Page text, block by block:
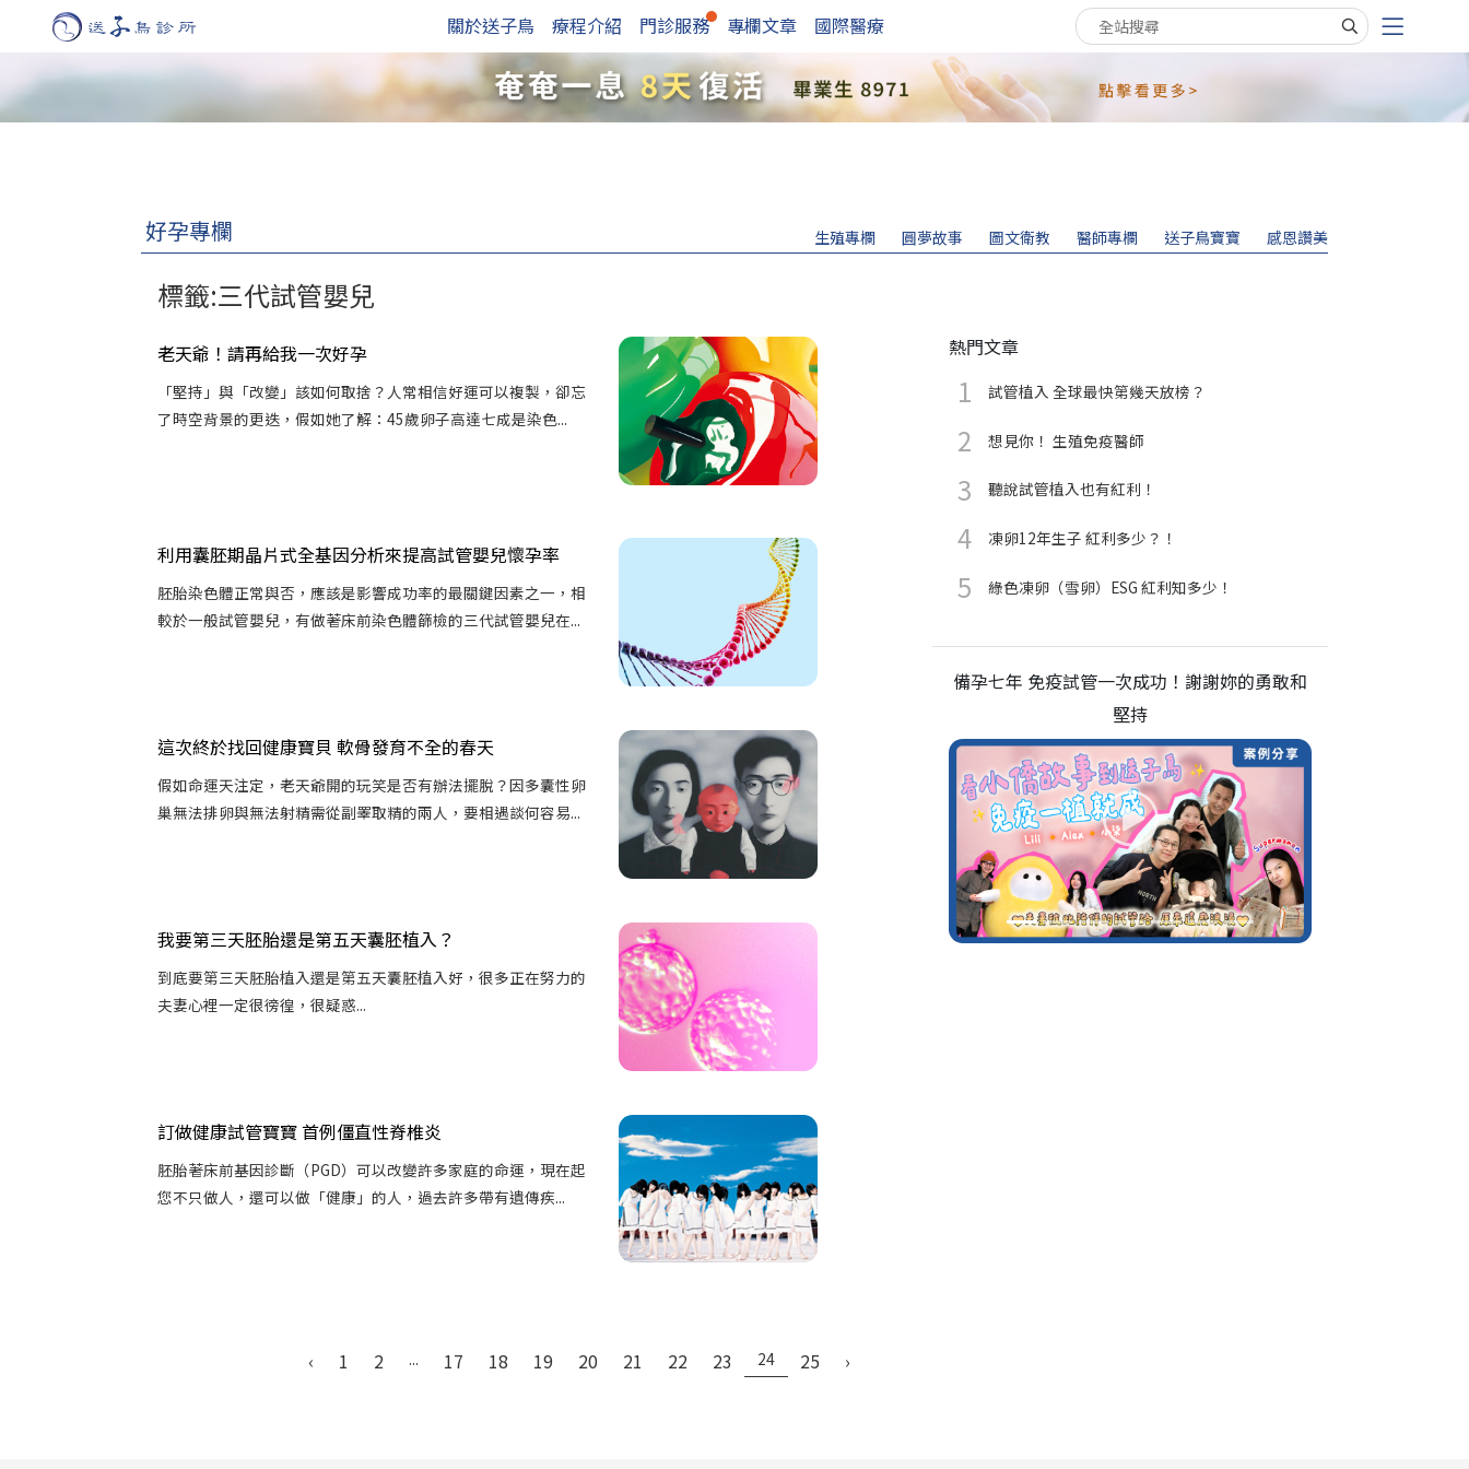
關於送子鳥 療程介紹 門診服務 專欄文章 國際醫療 搜尋關鍵字
好孕專欄 生殖專欄 圓夢故事 圖文衛教 醫師專欄 送子鳥寶寶 感恩讚美
標籤:三代試管嬰兒
老天爺！請再給我一次好孕
「堅持」與「改變」該如何取捨？人常相信好運可以複製，卻忘
了時空背景的更迭，假如她了解：45歲卵子高達七成是染色...
利用囊胚期晶片式全基因分析來提高試管嬰兒懷孕率
胚胎染色體正常與否，應該是影響成功率的最關鍵因素之一，相
較於一般試管嬰兒，有做著床前染色體篩檢的三代試管嬰兒在...
這次終於找回健康寶貝 軟骨發育不全的春天
假如命運天注定，老天爺開的玩笑是否有辦法擺脫？因多囊性卵
巢無法排卵與無法射精需從副睪取精的兩人，要相遇談何容易...
我要第三天胚胎還是第五天囊胚植入？
到底要第三天胚胎植入還是第五天囊胚植入好，很多正在努力的
夫妻心裡一定很徬徨，很疑惑...
訂做健康試管寶寶 首例僵直性脊椎炎
胚胎著床前基因診斷（PGD）可以改變許多家庭的命運，現在起
您不只做人，還可以做「健康」的人，過去許多帶有遺傳疾...
‹ 1 2 ... 17 18 19 20 21 22 23 24 25 ›
熱門文章
試管植入 全球最快第幾天放榜？
想見你！ 生殖免疫醫師
聽說試管植入也有紅利！
凍卵12年生子 紅利多少？！
綠色凍卵（雪卵）ESG 紅利知多少！
備孕七年 免疫試管一次成功！謝謝妳的勇敢和
堅持